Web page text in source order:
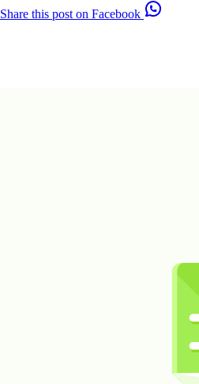
Share this post on Facebook